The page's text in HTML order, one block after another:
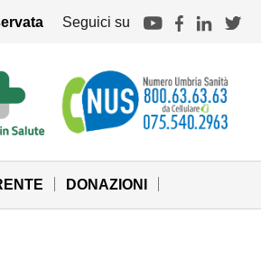
Seguici su
DONAZIONI